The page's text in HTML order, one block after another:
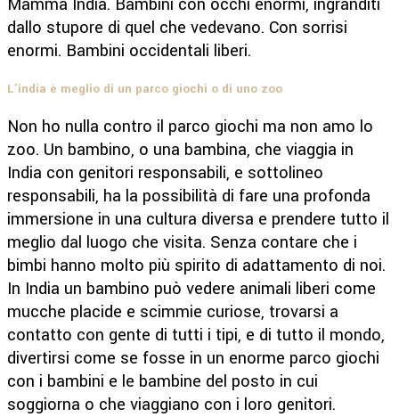
dallo stupore di quel che vedevano. Con sorrisi
enormi. Bambini occidentali liberi.
L’india è meglio di un parco giochi o di uno zoo
Non ho nulla contro il parco giochi ma non amo lo
zoo. Un bambino, o una bambina, che viaggia in
India con genitori responsabili, e sottolineo
responsabili, ha la possibilità di fare una profonda
immersione in una cultura diversa e prendere tutto il
meglio dal luogo che visita. Senza contare che i
bimbi hanno molto più spirito di adattamento di noi.
In India un bambino può vedere animali liberi come
mucche placide e scimmie curiose, trovarsi a
contatto con gente di tutti i tipi, e di tutto il mondo,
divertirsi come se fosse in un enorme parco giochi
con i bambini e le bambine del posto in cui
soggiorna o che viaggiano con i loro genitori.